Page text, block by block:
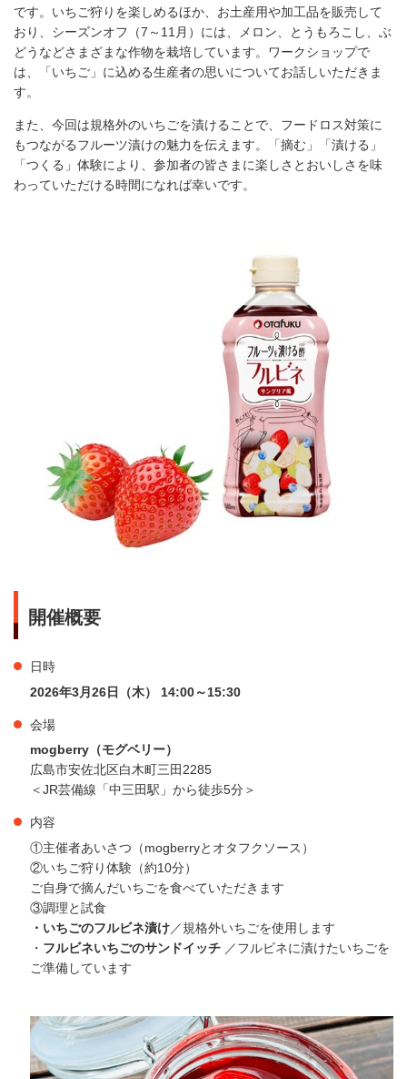
です。いちご狩りを楽しめるほか、お土産用や加工品を販売して
おり、シーズンオフ（7～11月）には、メロン、とうもろこし、ぶ
どうなどさまざまな作物を栽培しています。ワークショップで
は、「いちご」に込める生産者の思いについてお話しいただきま
す。
また、今回は規格外のいちごを漬けることで、フードロス対策に
もつながるフルーツ漬けの魅力を伝えます。「摘む」「漬ける」
「つくる」体験により、参加者の皆さまに楽しさとおいしさを味
わっていただける時間になれば幸いです。
開催概要
日時
2026年3月26日（木） 14:00～15:30
会場
mogberry（モグベリー）
広島市安佐北区白木町三田2285
＜JR芸備線「中三田駅」から徒歩5分＞
内容
①主催者あいさつ（mogberryとオタフクソース）
②いちご狩り体験（約10分）
ご自身で摘んだいちごを食べていただきます
③調理と試食
・いちごのフルビネ漬け／規格外いちごを使用します
・ フルビネいちごのサンドイッチ／フルビネに漬けたいちごを
ご準備しています